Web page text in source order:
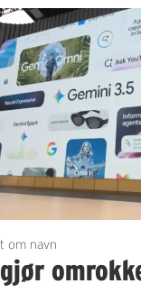
om navn